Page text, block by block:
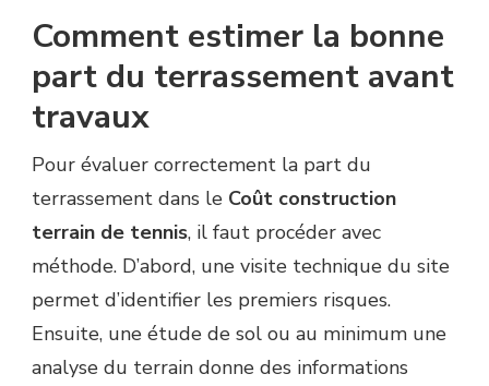
Comment estimer la bonne
part du terrassement avant
travaux
Pour évaluer correctement la part du
terrassement dans le Coût construction
terrain de tennis, il faut procéder avec
méthode. D’abord, une visite technique du site
permet d’identifier les premiers risques.
Ensuite, une étude de sol ou au minimum une
analyse du terrain donne des informations